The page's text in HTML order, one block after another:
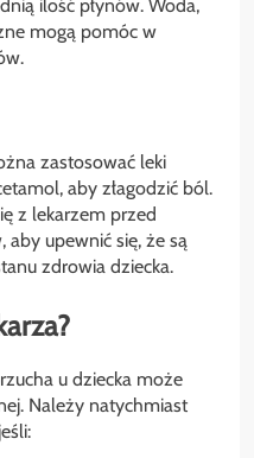
ilość płynów. Woda,
mogą pomóc w
zastosować leki
aby złagodzić ból.
z lekarzem przed
aby upewnić się, że są
zdrowia dziecka.
u dziecka może
Należy natychmiast